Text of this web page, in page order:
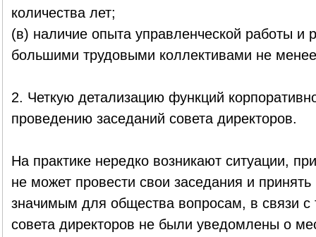
количества лет;
(в) наличие опыта управленческой работы и
большими трудовыми коллективами не
2. Четкую детализацию функций
проведению заседаний совета директоров.
На практике нередко возникают ситуации,
не может провести свои заседания и
значимым для общества вопросам, в связи с
совета директоров не были уведомлены о